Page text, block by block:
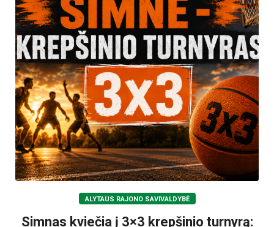
ALYTAUS RAJONO SAVIVALDYBĖ
Simnas kviečia į 3×3 krepšinio turnyrą: